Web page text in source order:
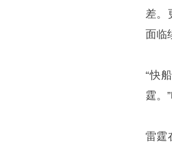
差。
面临
“快
霆。
雷霆